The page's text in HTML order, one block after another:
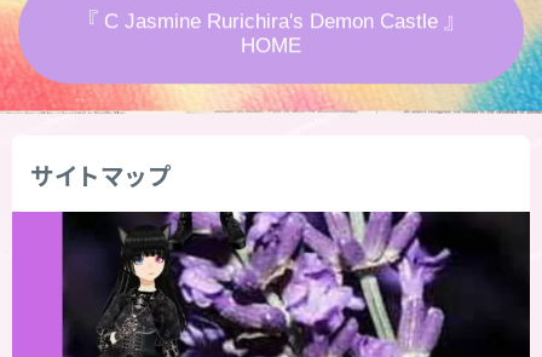
秘密部屋
Cジャスミン瑠璃地楽の主な活動先リンク集
『 C Jasmine Rurichira's Demon Castle 』
HOME
サイトマップ